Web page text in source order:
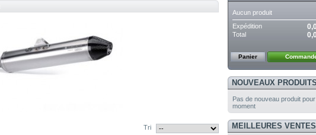
Tri
Aucun produit
Expédition
Total
Panier
NOUVEAUX PRODUITS
Pas de nouveau produit pour
moment
MEILLEURES VENTES